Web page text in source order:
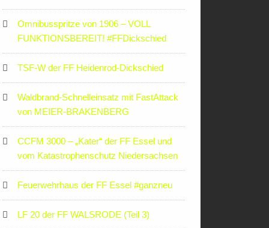
Omnibusspritze von 1906 – VOLL
FUNKTIONSBEREIT! #FFDickschied
TSF-W der FF Heidenrod-Dickschied
Waldbrand-Schnelleinsatz mit FastAttack
von MEIER-BRAKENBERG
CCFM 3000 – „Kater“ der FF Essel und
vom Katastrophenschutz Niedersachsen
Feuerwehrhaus der FF Essel #ganzneu
LF 20 der FF WALSRODE (Teil 3)